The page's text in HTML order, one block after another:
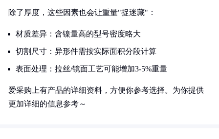
除了厚度，这些因素也会让重量"捉迷藏"：
材质差异：含镍量高的型号密度略大
切割尺寸：异形件需按实际面积分段计算
表面处理：拉丝/镜面工艺可能增加3-5%重量
爱采购上有产品的详细资料，方便你参考选择。为你提供
更加详细的信息参考～